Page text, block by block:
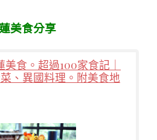
美食分享
美食。超過100家食記｜
、異國料理。附美食地